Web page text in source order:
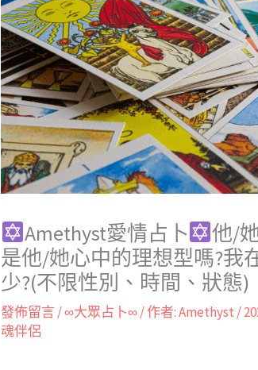
Amethyst愛情占卜
他/
是他/她心中的理想型嗎?我
少?(不限性別、時間、狀態)
發佈留言/∞大眾占卜∞/ 作者:Amethyst /
魂伴侶